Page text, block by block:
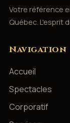
Votre référence
Québec. L'esprit
Navigation
Accueil
Spectacles
Corporatif